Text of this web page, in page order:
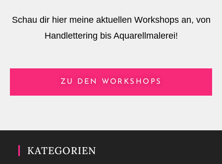
Schau dir hier meine aktuellen Workshops an, von
Handlettering bis Aquarellmalerei!
ZU DEN WORKSHOPS
KATEGORIEN